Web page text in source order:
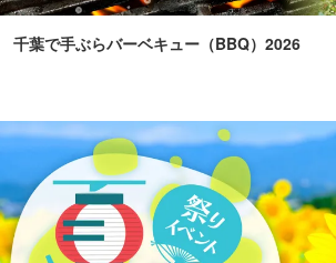
千葉で手ぶらバーベキュー（BBQ）2026